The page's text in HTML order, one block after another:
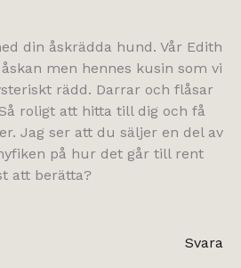
din åskrädda hund. Vår Edith
men hennes kusin som vi
rädd. Darrar och flåsar
roligt att hitta till dig och få
Jag ser att du säljer en del av
på hur det går till rent
att berätta?
Svara